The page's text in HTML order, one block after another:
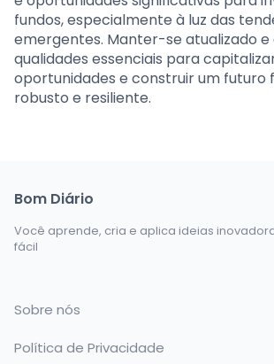
fundos, especialmente à luz das
emergentes. Manter-se atualizado
qualidades essenciais para
oportunidades e construir um futuro
robusto e resiliente.
Bom Diário
Você aprende, cria e aplica ideias
fácil
Sobre nós
Política de Privacidade